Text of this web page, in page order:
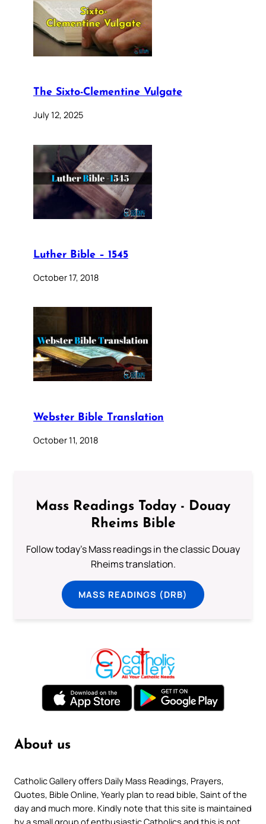
The Sixto-Clementine Vulgate
July 12, 2025
Luther Bible – 1545
October 17, 2018
Webster Bible Translation
October 11, 2018
Mass Readings Today - Douay
Rheims Bible
Follow today's Mass readings in the classic Douay
Rheims translation.
MASS READINGS (DRB)
About us
Catholic Gallery offers Daily Mass Readings, Prayers,
Quotes, Bible Online, Yearly plan to read bible, Saint of the
day and much more. Kindly note that this site is maintained
by a small group of enthusiastic Catholics and this is not